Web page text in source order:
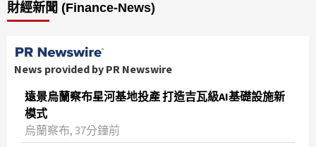
財經新聞 (Finance-News)
News provided by PR Newswire
遠景烏蘭察布星河基地投產 打造吉瓦級AI基礎設施新
模式
烏蘭察布, 37分鐘前